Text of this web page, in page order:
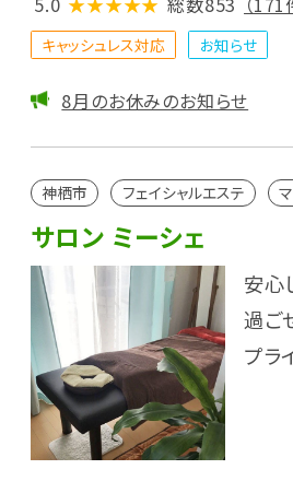
キャッシュレス対応 お知らせ
8月のお休みのお知らせ
神栖市 フェイシャルエステ
サロン ミーシェ
安心
過ご
プラ